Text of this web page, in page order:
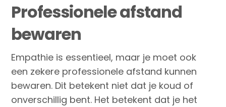
Professionele afstand
bewaren
Empathie is essentieel, maar je moet ook
een zekere professionele afstand kunnen
bewaren. Dit betekent niet dat je koud of
onverschillig bent. Het betekent dat je het